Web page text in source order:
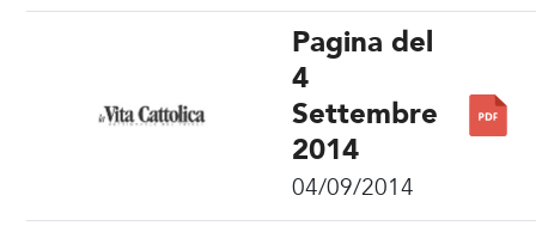
Pagina del
4
Settembre
2014
04/09/2014